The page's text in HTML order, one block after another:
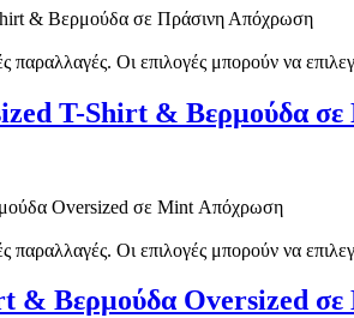
παραλλαγές. Οι επιλογές μπορούν να
T-Shirt & Βερμούδα
παραλλαγές. Οι επιλογές μπορούν να
& Βερμούδα Oversized